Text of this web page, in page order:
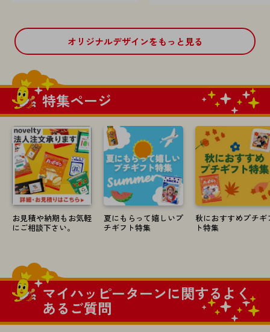
オリジナルデザインをもっと見る
特集ページ
お見積や納期もお気軽
にご相談下さい。
夏にもらって嬉しいプ
チギフト特集
秋におすすめプチギ
ト特集
マイハッピーターンに関するよく
あるご質問